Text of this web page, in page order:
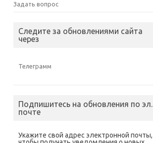
Задать вопрос
Следите за обновлениями сайта
через
Телеграмм
Подпишитесь на обновления по эл.
почте
Укажите свой адрес электронной почты,